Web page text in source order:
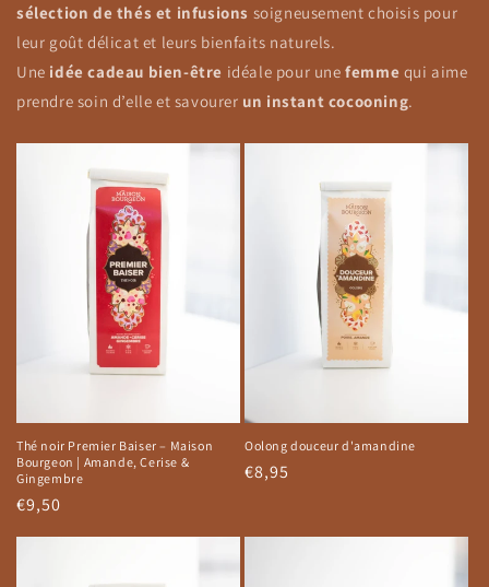
sélection de thés et infusions soigneusement choisis pour
leur goût délicat et leurs bienfaits naturels.
Une idée cadeau bien-être idéale pour unefemme qui aime
prendre soin d’elle et savourer un instant cocooning.
Thé noir Premier Baiser – Maison
Bourgeon | Amande, Cerise &
Gingembre
Prix
habituel
€9,50
Oolong douceur d'amandine
Prix
€8,95